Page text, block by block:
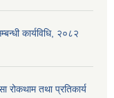
कार्यविधि, २०८२
रोकथाम तथा प्रतिकार्य